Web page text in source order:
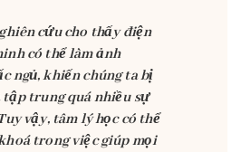
cứu cho thấy điện
có thể làm ảnh
ngủ, khiến chúng ta bị
tập trung quá nhiều sự
vậy, tâm lý học có thể
trong việc giúp mọi